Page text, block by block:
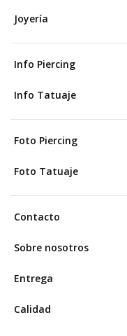
Joyería
Info Piercing
Info Tatuaje
Foto Piercing
Foto Tatuaje
Contacto
Sobre nosotros
Entrega
Calidad